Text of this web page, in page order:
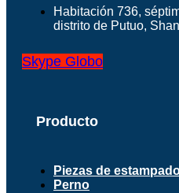
Habitación 736,
distrito de Putuo,
Skype Globo
Producto
Piezas de
Perno